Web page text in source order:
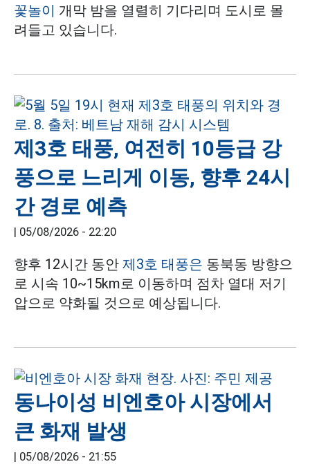
꽃놀이 개막 밤을 열렬히 기다리며 도시로 몰
려들고 있습니다.
제3호 태풍, 여전히 10등급 강
풍으로 느리게 이동, 향후 24시
간 경로 예측
| 05/08/2026 - 22:20
향후 12시간 동안 제3호 태풍은 동북동 방향으
로 시속 10~15km로 이동하며 점차 열대 저기
압으로 약화될 것으로 예상됩니다.
동나이성 비엔호아 시장에서
큰 화재 발생
| 05/08/2026 - 21:55